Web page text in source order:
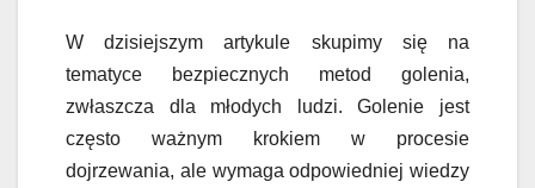
W dzisiejszym artykule skupimy się na
tematyce bezpiecznych metod golenia,
zwłaszcza dla młodych ludzi. Golenie jest
często ważnym krokiem w procesie
dojrzewania, ale wymaga odpowiedniej wiedzy